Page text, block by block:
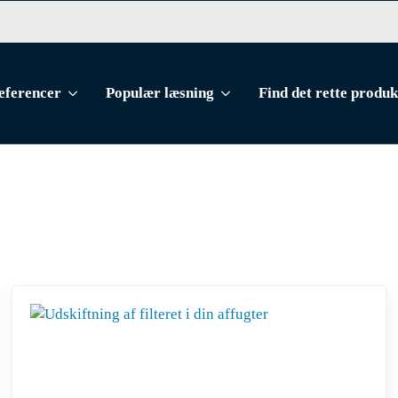
Populær læsning Find det rette